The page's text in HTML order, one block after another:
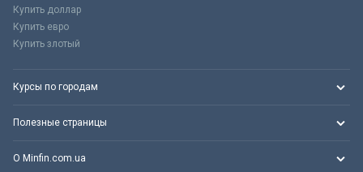
Купить доллар
Купить евро
Купить злотый
Курсы по городам
Полезные страницы
О Minfin.com.ua